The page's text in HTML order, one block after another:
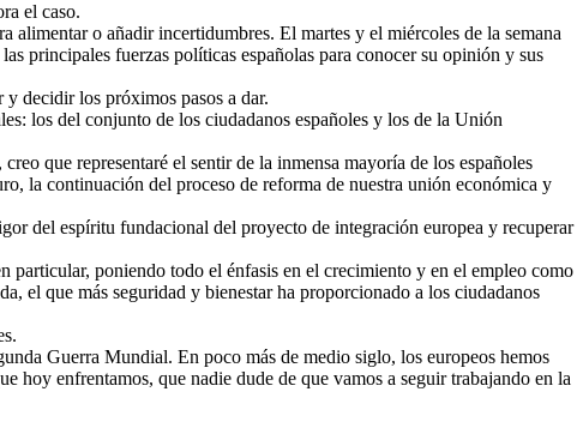
el caso.
o añadir incertidumbres. El martes y el miércoles de la semana
principales fuerzas políticas españolas para conocer su opinión y sus
decidir los próximos pasos a dar.
los del conjunto de los ciudadanos españoles y los de la Unión
que representaré el sentir de la inmensa mayoría de los españoles
la continuación del proceso de reforma de nuestra unión económica y
del espíritu fundacional del proyecto de integración europea y recuperar
particular, poniendo todo el énfasis en el crecimiento y en el empleo como
el que más seguridad y bienestar ha proporcionado a los ciudadanos
Guerra Mundial. En poco más de medio siglo, los europeos hemos
hoy enfrentamos, que nadie dude de que vamos a seguir trabajando en la